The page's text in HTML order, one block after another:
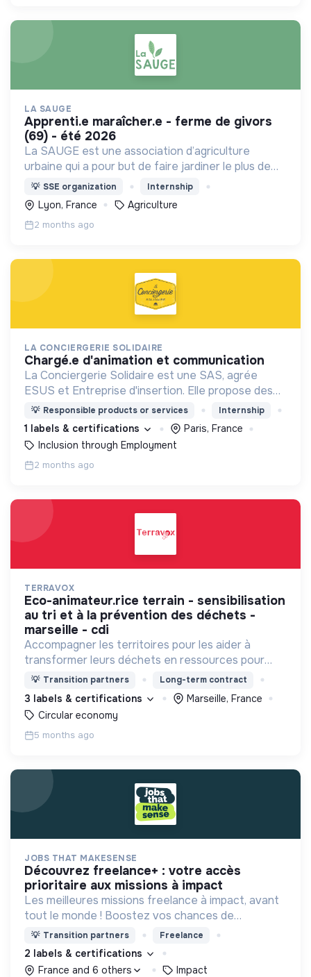
LA SAUGE
apprenti.e maraîcher.e - ferme de givors
(69) - été 2026
La SAUGE est une association d’agriculture
urbaine qui a pour but de faire jardiner le plus de
monde possible 2h par semaine de manière
respectueuse du vivant.
💡 SSE organization Internship
Lyon, France Agriculture
2 months ago
LA CONCIERGERIE SOLIDAIRE
chargé.e d'animation et communication
La Conciergerie Solidaire est une SAS, agrée
ESUS et Entreprise d'insertion. Elle propose des
services de conciergerie locaux et solidaires dans
les entreprises, Tiers Lieux et Quartiers.
💡 Responsible products or services Internship
1 labels & certifications
Paris, France
Inclusion through Employment
2 months ago
TERRAVOX
eco-animateur.rice terrain - sensibilisation
au tri et à la prévention des déchets -
marseille - cdi
Accompagner les territoires pour les aider à
transformer leurs déchets en ressources pour
mieux vivre la ville !
💡 Transition partners Long-term contract
3 labels & certifications
Marseille, France
Circular economy
5 months ago
JOBS THAT MAKESENSE
découvrez freelance+ : votre accès
prioritaire aux missions à impact
Les meilleures missions freelance à impact, avant
tout le monde ! Boostez vos chances de
décrocher des missions à fort impact en
rejoignant le plus grand réseau de structures
engagées.
💡 Transition partners Freelance
2 labels & certifications
France and 6 others
Impact